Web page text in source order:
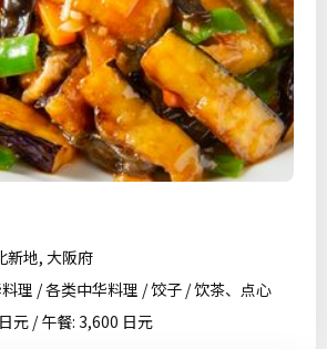
新地, 大阪府
理 / 各类中华料理 / 饺子 / 饮茶、点心
元 / 午餐: 3,600 日元